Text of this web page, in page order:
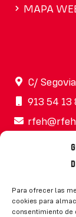
Para ofrecer las
cookies para
consentimiento de
MAPA
C/
913 54 13